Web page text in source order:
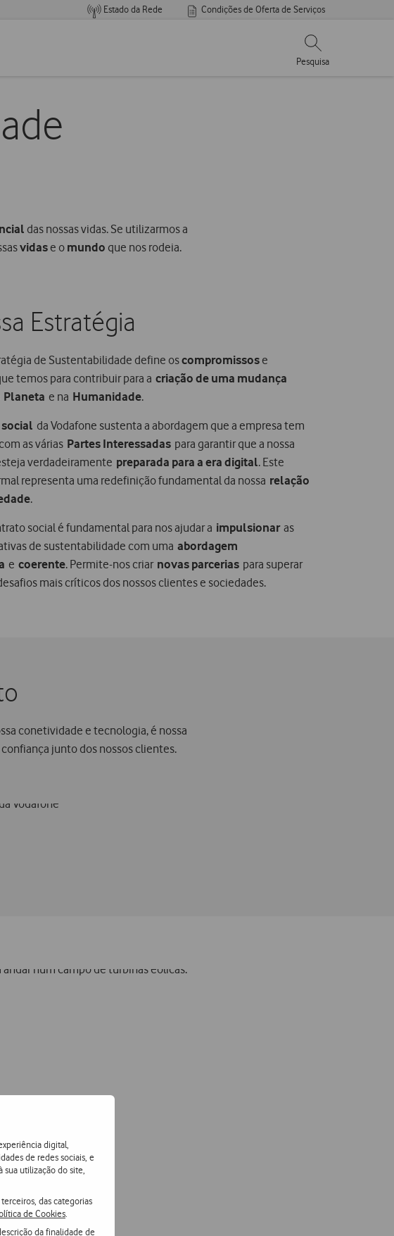
digital,
de redes sociais, e
sua utilização do site,
das categorias
de Cookies
da finalidade de
Estado da Rede Condições de Oferta de Serviços
Pesquisar
Pesquisa
das nossas vidas. Se utilizarmos a
vidas e o mundo que nos rodeia.
Estratégia
de Sustentabilidade define oscompromissos e
temos para contribuir para a criação de uma mudança
Planeta e na Humanidade.​
da Vodafone sustenta a abordagem que a empresa tem
as várias Partes Interessadas para garantir que a nossa
verdadeiramente preparada para a era digital. Este
representa uma redefinição fundamental da nossa relação
.​
social é fundamental para nos ajudar a impulsionaras
de sustentabilidade com uma abordagem
e coerente. Permite-nos criar novas parcerias para superar
mais críticos dos nossos clientes e sociedades.​
conetividade e tecnologia, é nossa
junto dos nossos clientes.